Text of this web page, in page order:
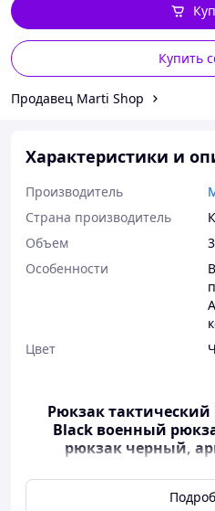
Купить
Продавец Marti Shop
Характеристики и
Производитель
Страна производитель
Объем
Особенности
Цвет
Рюкзак тактический
Black военный
рюкзак черный,